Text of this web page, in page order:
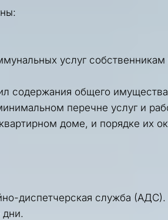
услуг
содержания общего
перечне услуг и
доме, и порядке их
диспетчерская служба (АДС).
дни.